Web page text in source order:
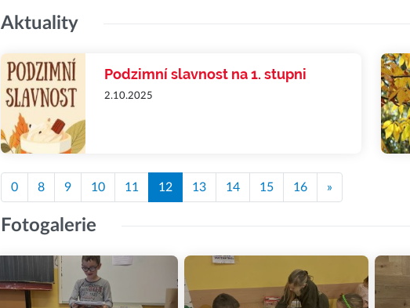
Aktuality
Podzimní slavnost na 1. stupni
2.10.2025
0 8 9 10 11 12 13 14 15 16 »
Fotogalerie